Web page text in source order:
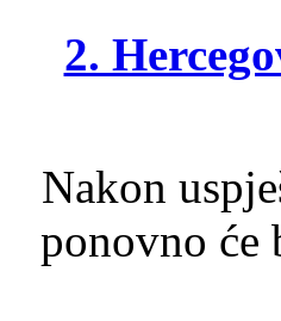
2.
Nakon
ponovno će